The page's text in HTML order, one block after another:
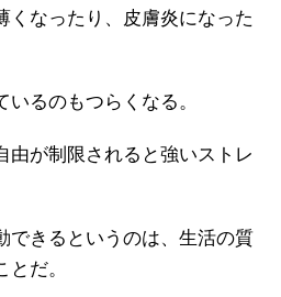
くなったり、皮膚炎になった
るのもつらくなる。
由が制限されると強いストレ
できるというのは、生活の質
だ。